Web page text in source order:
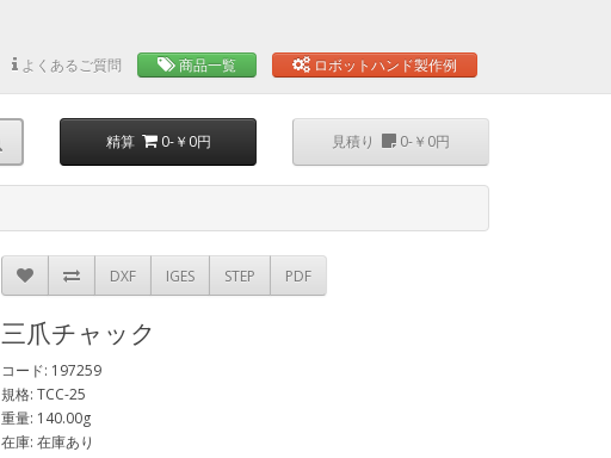
よくあるご質問 商品一覧 ロボットハンド製作例
精算 0-￥0円 見積り 0-￥0円
DXF IGES STEP PDF
三爪チャック
コード: 197259
規格: TCC-25
重量: 140.00g
在庫: 在庫あり